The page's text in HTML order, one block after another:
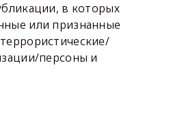
в которых
или признанные
персоны и